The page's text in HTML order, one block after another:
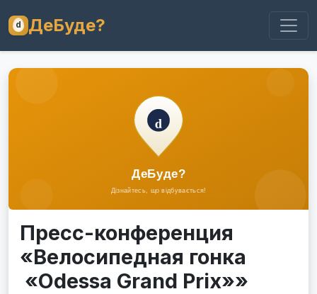
ДеБуде?
Пресс-конференция
«Велосипедная гонка
«Odessa Grand Prix»»